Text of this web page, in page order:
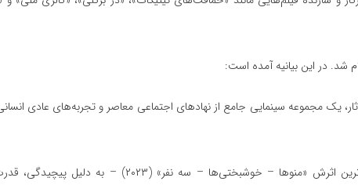
شد. در این بیانیه آمده است:
بی‌نظیر از آثار، یک مجموعه سینمایی جامع از نهادهای اجتماعی معاصر و تجربه‌های عادی
فیلم‌های این مستندساز – از «حماقت‌های تیتیکات» (۱۹۶۷) تا جدیدترین اثرش «منوها –